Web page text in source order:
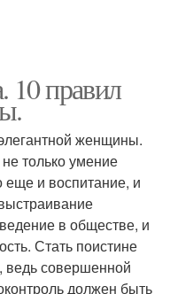
10 правил
женщины.
только умение
еще и воспитание, и
в обществе, и
Стать поистине
ведь совершенной
должен быть